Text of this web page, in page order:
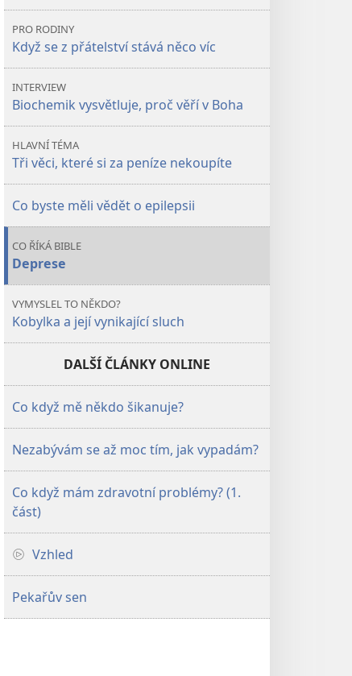
si
za
nekoupíte
si
za
nekoupíte
PRO RODINY
Když se z přátelství stává něco víc
INTERVIEW
Biochemik vysvětluje, proč věří v Boha
HLAVNÍ TÉMA
Tři věci, které si za peníze nekoupíte
Co byste měli vědět o epilepsii
CO ŘÍKÁ BIBLE
Deprese
VYMYSLEL TO NĚKDO?
Kobylka a její vynikající sluch
DALŠÍ ČLÁNKY ONLINE
Co když mě někdo šikanuje?
Nezabývám se až moc tím, jak vypadám?
Co když mám zdravotní problémy? (1.
část)
Vzhled
Pekařův sen